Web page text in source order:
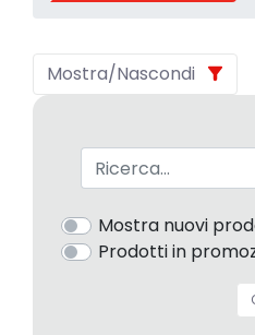
Mostra/Nascondi
Barra di ricerca
Mostra nuovi
Prodotti in